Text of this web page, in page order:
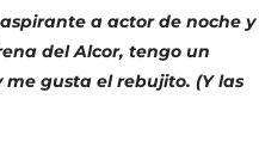
a actor de noche y
del Alcor, tengo un
gusta el rebujito. (Y las